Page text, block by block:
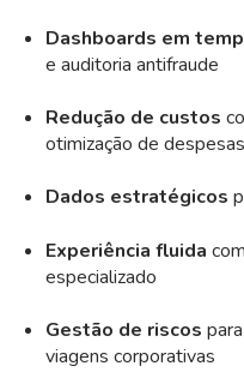
Dashboards em
e auditoria antifraude
Redução de custos
otimização de despesas
Dados estratégicos
Experiência fluida
especializado
Gestão de riscos
viagens corporativas